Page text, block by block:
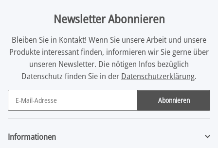
Newsletter Abonnieren
Bleiben Sie in Kontakt! Wenn Sie unsere Arbeit und unsere
Produkte interessant finden, informieren wir Sie gerne über
unseren Newsletter. Die nötigen Infos bezüglich
Datenschutz finden Sie in der Datenschutzerklärung.
Abonnieren
Newsletter Abonnieren
Informationen